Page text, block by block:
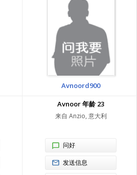
Avnoord900
Avnoor 年龄 23
来自 Anzio, 意大利
问好
发送信息